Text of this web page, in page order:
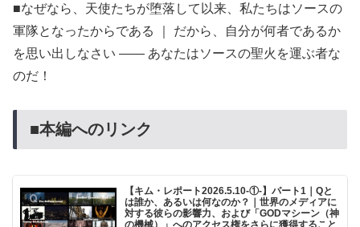
■なぜなら、天使たちが堕落して以来、私たちはソースの
軍隊となったからである ｜ だから、自分が何者であるか
を思い出しなさい —— あなたはソースの聖火を運ぶ者な
のだ！
■本編へのリンク
【キム・レポート2026.5.10-①-】パート1｜Qと
は誰か、あるいは何なのか？｜世界のメディアに
対する彼らの影響力、および「GODマシーン（神